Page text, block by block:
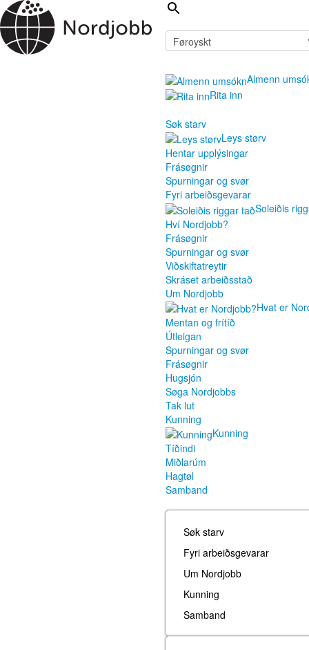
Almenn
Rita inn
Søk starv
Leys størv
Hentar upplýsingar
Frásøgnir
Spurningar og svør
Fyri arbeiðsgevarar
Soleiðis
Hví Nordjobb?
Frásøgnir
Spurningar og svør
Viðskiftatreytir
Skráset arbeiðsstað
Um Nordjobb
Hvat er
Mentan og frítíð
Útleigan
Spurningar og svør
Frásøgnir
Hugsjón
Søga Nordjobbs
Tak lut
Kunning
Kunning
Tíðindi
Miðlarúm
Hagtøl
Samband
Søk starv
Fyri arbeiðsgevarar
Um Nordjobb
Kunning
Samband